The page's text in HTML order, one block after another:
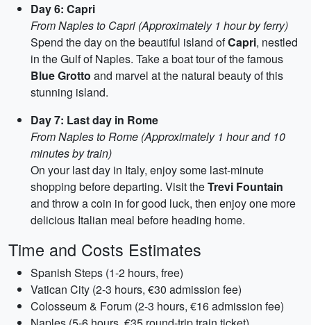
Day 6: Capri
From Naples to Capri (Approximately 1 hour by ferry)
Spend the day on the beautiful island ofCapri, nestled
in the Gulf of Naples. Take a boat tour of the famous
Blue Grotto and marvel at the natural beauty of this
stunning island.
Day 7: Last day in Rome
From Naples to Rome (Approximately 1 hour and 10
minutes by train)
On your last day in Italy, enjoy some last-minute
shopping before departing. Visit theTrevi Fountain
and throw a coin in for good luck, then enjoy one more
delicious Italian meal before heading home.
Time and Costs Estimates
Spanish Steps (1-2 hours, free)
Vatican City (2-3 hours, €30 admission fee)
Colosseum & Forum (2-3 hours, €16 admission fee)